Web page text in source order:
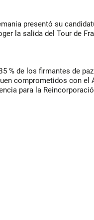
presentó su
la salida del Tour de
% de los firmantes de
comprometidos con el
para la